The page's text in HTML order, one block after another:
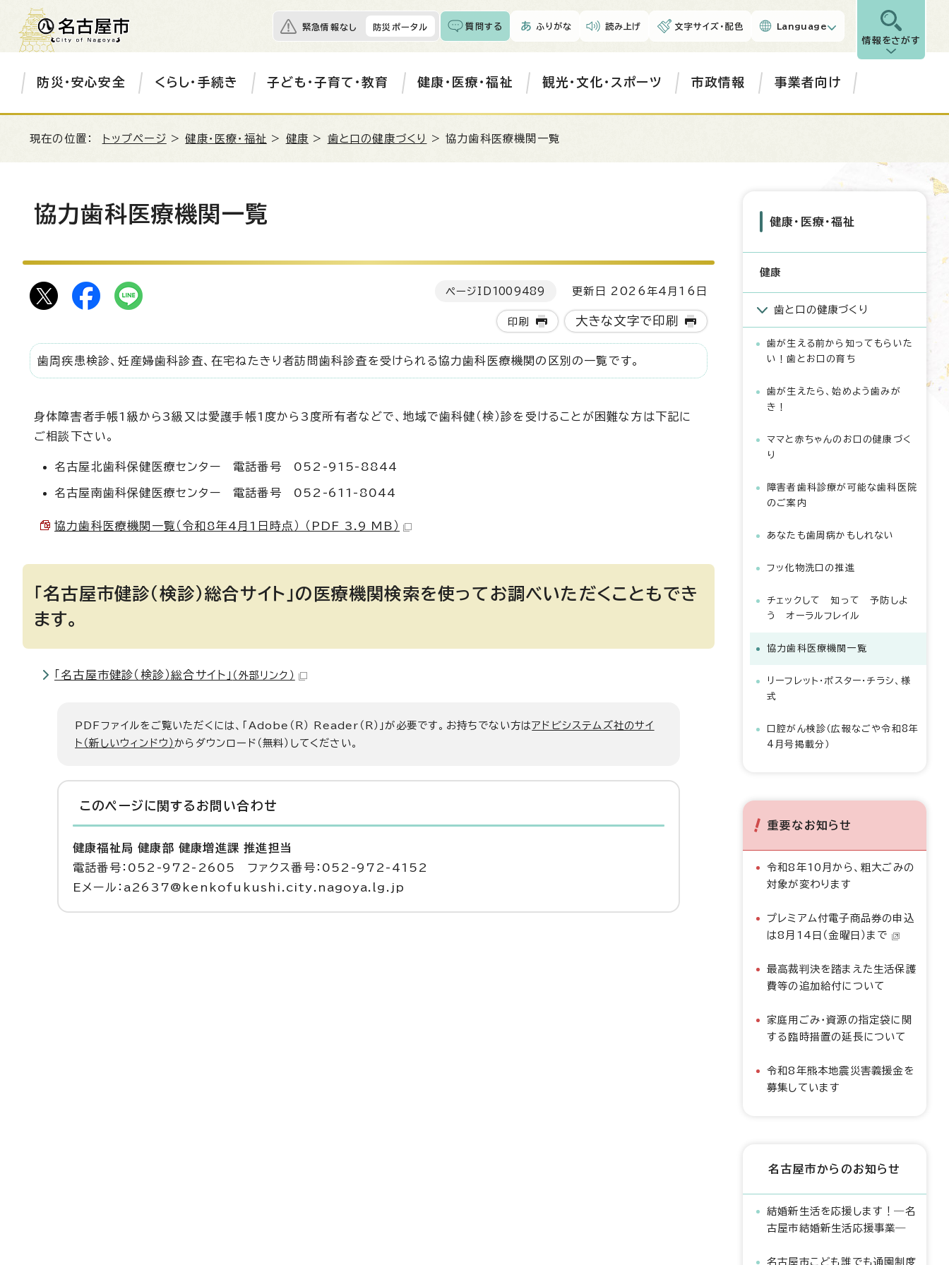
緊急情報なし 防災ポータル 質問する ふりがな 読み上げ 文字サイズ・配色 Language
情報をさがす
防災・安心安全 くらし・手続き 子ども・子育て・教育 健康・医療・福祉 観光・文化・スポーツ 市政情報 事業者向け
現在の位置： トップページ >健康・医療・福祉 > 健康 > 歯と口の健康づくり > 協力歯科医療機関一覧
協力歯科医療機関一覧
ページID 1009489 更新日 2026年4月16日
印刷 大きな文字で印刷
歯周疾患検診、妊産婦歯科診査、在宅ねたきり者訪問歯科診査を受けられる協力歯科医療機関の区別の一覧です。
身体障害者手帳1級から3級又は愛護手帳1度から3度所有者などで、地域で歯科健（検）診を受けることが困難な方は下記に
ご相談下さい。
名古屋北歯科保健医療センター 電話番号 052-915-8844
名古屋南歯科保健医療センター 電話番号 052-611-8044
協力歯科医療機関一覧（令和8年4月1日時点） （PDF 3.9 MB）
「名古屋市健診（検診）総合サイト」の医療機関検索を使ってお調べいただくこともでき
ます。
「名古屋市健診（検診）総合サイト」 （外部リンク）
PDFファイルをご覧いただくには、「Adobe（R） Reader（R）」が必要です。お持ちでない方はアドビシステムズ社のサイ
ト（新しいウィンドウ）からダウンロード（無料）してください。
このページに関する お問い合わせ
健康福祉局 健康部 健康増進課 推進担当
電話番号：052-972-2605 ファクス番号：052-972-4152
Eメール：a2637@kenkofukushi.city.nagoya.lg.jp
健康・医療・福祉
健康
歯と口の健康づくり
歯が生える前から知ってもらいた
い！歯とお口の育ち
歯が生えたら、始めよう歯みが
き！
ママと赤ちゃんのお口の健康づく
り
障害者歯科診療が可能な歯科医院
のご案内
あなたも歯周病かもしれない
フッ化物洗口の推進
チェックして 知って 予防しよ
う オーラルフレイル
協力歯科医療機関一覧
リーフレット・ポスター・チラシ、様
式
口腔がん検診（広報なごや令和8年
4月号掲載分）
重要なお知らせ
令和8年10月から、粗大ごみの
対象が変わります
プレミアム付電子商品券の申込
は8月14日（金曜日）まで
最高裁判決を踏まえた生活保護
費等の追加給付について
家庭用ごみ・資源の指定袋に関
する臨時措置の延長について
令和8年熊本地震災害義援金を
募集しています
名古屋市からのお知らせ
結婚新生活を応援します！―名
古屋市結婚新生活応援事業―
名古屋市こども誰でも通園制度